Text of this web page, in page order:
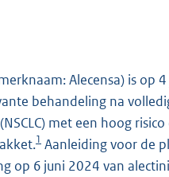
Alecensa) is op
behandeling na
met een hoog
1 Aanleiding voor de
op 6 juni 2024 van